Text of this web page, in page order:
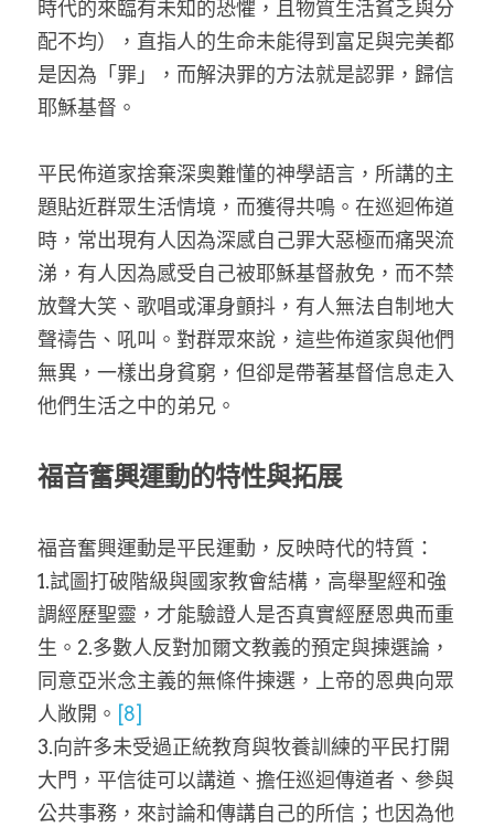
時代的來臨有未知的恐懼，且物質生活貧乏與分
配不均），直指人的生命未能得到富足與完美都
是因為「罪」，而解決罪的方法就是認罪，歸信
耶穌基督。
平民佈道家捨棄深奧難懂的神學語言，所講的主
題貼近群眾生活情境，而獲得共鳴。在巡迴佈道
時，常出現有人因為深感自己罪大惡極而痛哭流
涕，有人因為感受自己被耶穌基督赦免，而不禁
放聲大笑、歌唱或渾身顫抖，有人無法自制地大
聲禱告、吼叫。對群眾來說，這些佈道家與他們
無異，一樣出身貧窮，但卻是帶著基督信息走入
他們生活之中的弟兄。
福音奮興運動的特性與拓展
福音奮興運動是平民運動，反映時代的特質：
1.試圖打破階級與國家教會結構，高舉聖經和強
調經歷聖靈，才能驗證人是否真實經歷恩典而重
生。2.多數人反對加爾文教義的預定與揀選論，
同意亞米念主義的無條件揀選，上帝的恩典向眾
人敞開。
[8]
3.向許多未受過正統教育與牧養訓練的平民打開
大門，平信徒可以講道、擔任巡迴傳道者、參與
公共事務，來討論和傳講自己的所信；也因為他